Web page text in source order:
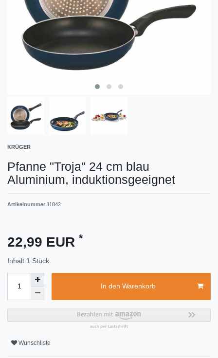
KRÜGER
Pfanne "Troja" 24 cm blau
Aluminium, induktionsgeeignet
Artikelnummer 11842
22,99 EUR *
Inhalt 1 Stück
In den Warenkorb
Wunschliste